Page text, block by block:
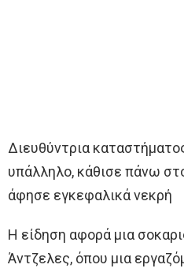
Διευθύντρια
υπάλληλο, κάθισε πάνω
άφησε εγκεφαλικά νεκρή
Η είδηση αφορά μια
Άντζελες, όπου μια